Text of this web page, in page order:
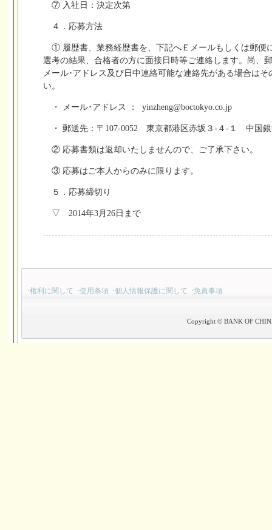
⑦ 入社日：決定次第
４．応募方法
① 履歴書、業務経歴書を、下記へＥメールもしくは郵便
選考の結果、合格者の方に面接日時等ご連絡します。
メール･アドレス及び日中連絡可能な連絡先がある場合は
い。
・ メール･アドレス ： yinzheng@boctokyo.co.jp
・ 郵送先：〒107-0052 東京都港区赤坂３-４-１ 中国
② 応募書類は返却いたしませんので、ご了承下さい。
③ 応募はご本人からのみに限ります。
５．応募締切り
▽ 2014年3月26日まで
·権利に関して ·使用条項 ·個人情報保護に関して ·免責事項
Copyright © BANK OF